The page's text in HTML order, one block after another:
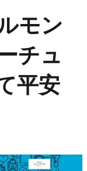
モン
チュ
平安